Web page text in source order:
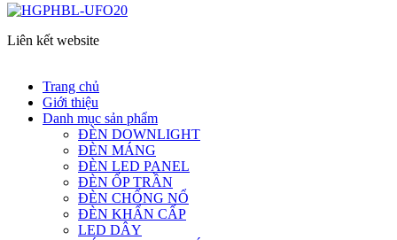
Liên kết website
Trang chủ
Giới thiệu
Danh mục sản phẩm
ĐÈN DOWNLIGHT
ĐÈN MÁNG
ĐÈN LED PANEL
ĐÈN ỐP TRẦN
ĐÈN CHỐNG NỔ
ĐÈN KHẨN CẤP
LED DÂY